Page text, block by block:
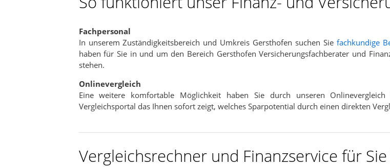
In nur wenigen Minuten
Fachpersonal
In unserem Zuständigkeitsbereich und Umkreis Gersthofen suchen Sie fachkundige
haben für Sie in und um den Bereich Gersthofen Versicherungsfachberater und
stehen.
Onlinevergleich
Eine weitere komfortable Möglichkeit haben Sie durch unseren
Vergleichsportal das Ihnen sofort zeigt, welches Sparpotential durch einen direkten
Vergleichsrechner und Finanzservice für